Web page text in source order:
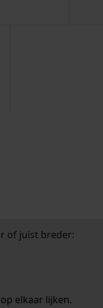
of juist breder:
elkaar lijken.